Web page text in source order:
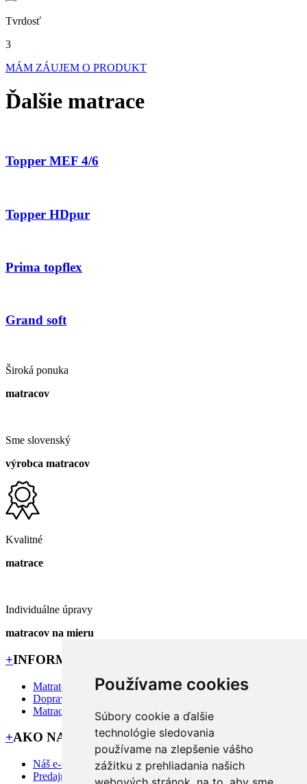
Používame cookies
Súbory cookie a ďalšie
technológie sledovania
používame na zlepšenie vášho
zážitku z prehliadania našich
Tvrdosť
3
MÁM ZÁUJEM O PRODUKT
Ďalšie matrace
Topper MEF 4/6
Topper HDpur
Prima topflex
Grand soft
Široká ponuka
matracov
Sme slovenský
výrobca matracov
Kvalitné
matrace
Individuálne úpravy
matracov na mieru
+INFORMÁCIE
Matratex
Doprava priamo k Vám
Matrac na mieru?
+AKO NAKUPOVAŤ
Náš e-shop
Predajňa MATRATEX